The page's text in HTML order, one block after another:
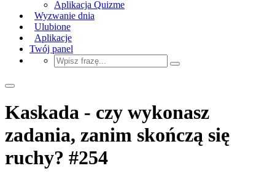
Aplikacja Quizme
Wyzwanie dnia
Ulubione
Aplikacje
Twój panel
Kaskada - czy wykonasz
zadania, zanim skończą się
ruchy? #254